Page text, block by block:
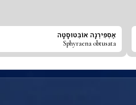
אַסְפִּירֶנָה אוֹבְּטוּסָטָה
Sphyraena obtusata